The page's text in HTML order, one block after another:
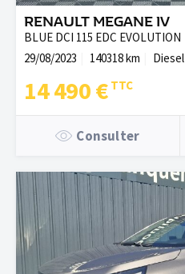
RENAULT MEGANE IV
BLUE DCI 115 EDC EVOLUTION
29/08/2023
140318 km Diesel
14 490 €
Consulter